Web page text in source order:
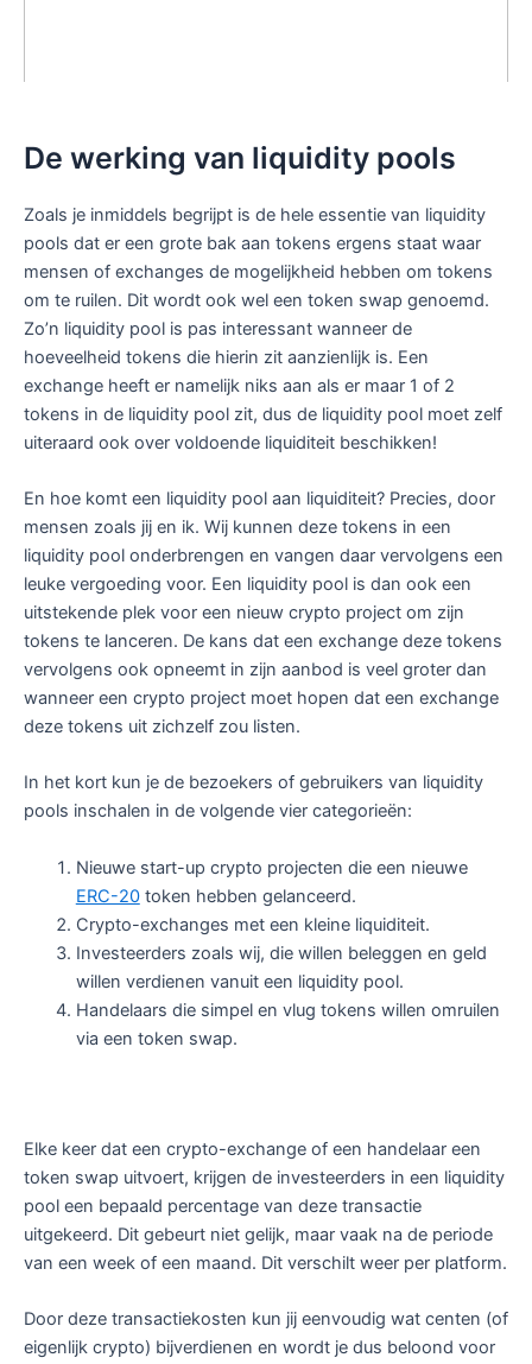
De werking van liquidity pools
Zoals je inmiddels begrijpt is de hele essentie van liquidity
pools dat er een grote bak aan tokens ergens staat waar
mensen of exchanges de mogelijkheid hebben om tokens
om te ruilen. Dit wordt ook wel een token swap genoemd.
Zo’n liquidity pool is pas interessant wanneer de
hoeveelheid tokens die hierin zit aanzienlijk is. Een
exchange heeft er namelijk niks aan als er maar 1 of 2
tokens in de liquidity pool zit, dus de liquidity pool moet zelf
uiteraard ook over voldoende liquiditeit beschikken!
En hoe komt een liquidity pool aan liquiditeit? Precies, door
mensen zoals jij en ik. Wij kunnen deze tokens in een
liquidity pool onderbrengen en vangen daar vervolgens een
leuke vergoeding voor. Een liquidity pool is dan ook een
uitstekende plek voor een nieuw crypto project om zijn
tokens te lanceren. De kans dat een exchange deze tokens
vervolgens ook opneemt in zijn aanbod is veel groter dan
wanneer een crypto project moet hopen dat een exchange
deze tokens uit zichzelf zou listen.
In het kort kun je de bezoekers of gebruikers van liquidity
pools inschalen in de volgende vier categorieën:
Nieuwe start-up crypto projecten die een nieuwe
ERC-20token hebben gelanceerd.
Crypto-exchanges met een kleine liquiditeit.
Investeerders zoals wij, die willen beleggen en geld
willen verdienen vanuit een liquidity pool.
Handelaars die simpel en vlug tokens willen omruilen
via een token swap.
Elke keer dat een crypto-exchange of een handelaar een
token swap uitvoert, krijgen de investeerders in een liquidity
pool een bepaald percentage van deze transactie
uitgekeerd. Dit gebeurt niet gelijk, maar vaak na de periode
van een week of een maand. Dit verschilt weer per platform.
Door deze transactiekosten kun jij eenvoudig wat centen (of
eigenlijk crypto) bijverdienen en wordt je dus beloond voor